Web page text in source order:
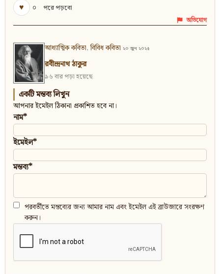
♥
০ পরে পড়বো
অভিযোগ
আধ্যাত্মিক কবিতা,বিবিধ কবিতা ২০ জুন ২০২৫
রবীন্দ্রনাথ ঠাকুর
৯৬ বার পড়া হয়েছে
একটি মন্তব্য লিখুন
আপনার ইমেইল ঠিকানা প্রকাশিত হবে না।
নাম*
ইমেইল*
মন্তব্য*
পরবর্তীতে মন্তব্যের জন্য আমার নাম এবং ইমেইল এই ব্রাউজারে সংরক্ষণ
করুন।